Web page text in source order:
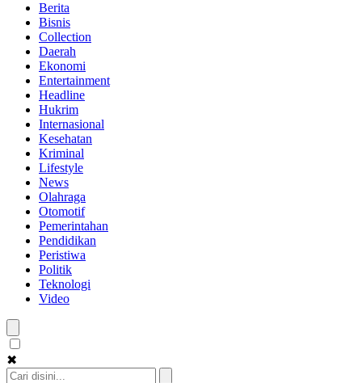
Berita
Bisnis
Collection
Daerah
Ekonomi
Entertainment
Headline
Hukrim
Internasional
Kesehatan
Kriminal
Lifestyle
News
Olahraga
Otomotif
Pemerintahan
Pendidikan
Peristiwa
Politik
Teknologi
Video
✖